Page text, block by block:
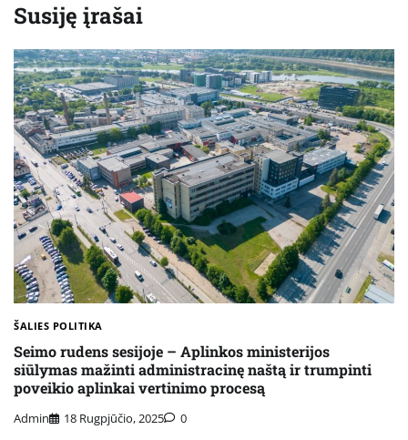
Susiję įrašai
ŠALIES POLITIKA
Seimo rudens sesijoje – Aplinkos ministerijos
siūlymas mažinti administracinę naštą ir trumpinti
poveikio aplinkai vertinimo procesą
Admin 18 Rugpjūčio, 2025 0